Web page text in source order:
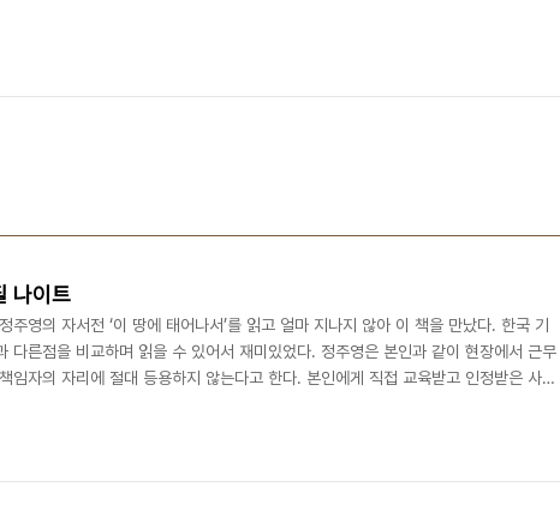
나이트
주영의 자서전 ‘이 땅에 태어나서’를 읽고 얼마 지나지 않아 이 책을 만났다. 한국 기
다른점을 비교하며 읽을 수 있어서 재미있었다. 정주영은 본인과 같이 현장에서 근무
임자의 자리에 절대 등용하지 않는다고 한다. 본인에게 직접 교육받고 인정받은 사람
에서 치열하게 토론하는 블루리본 컴퍼니는 참 많이 다르다. 난 현대의 기업문화
본인 기업문화에 대해 어떻게 생각할지 궁금해진다.얼마나 소중한지 알아..